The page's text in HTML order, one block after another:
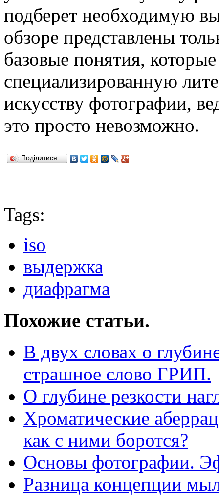
подберет необходимую
обзоре представлены
базовые понятия,
специализированную
искусству фотографии,
это просто невозможно.
Поділитися…
Tags:
iso
выдержка
диафрагма
Похожие статьи.
В двух словах о
страшное слово ГРИП.
О глубине резкости
Хроматические
как с ними боротся?
Основы фотографии.
Разница концепции